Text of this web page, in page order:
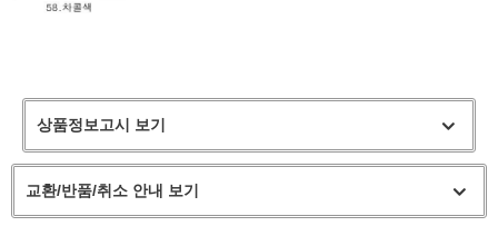
상품정보고시 보기
교환/반품/취소 안내 보기